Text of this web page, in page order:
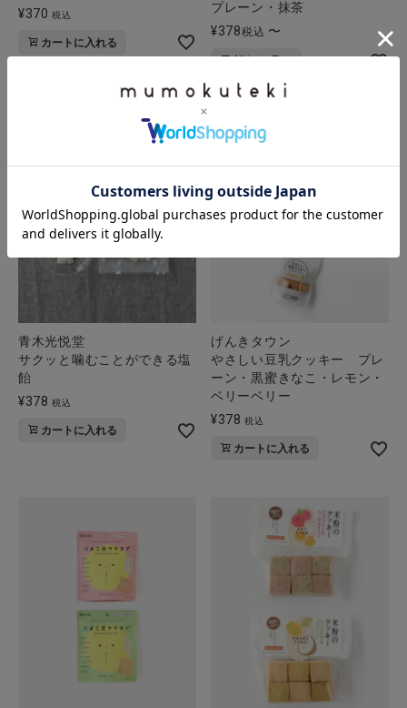
¥370 税込
カートに入れる
プレーン・抹茶
¥378税込 〜
青木光悦堂
サクッと噛むことができる塩
飴
¥378 税込
カートに入れる
げんきタウン
やさしい豆乳クッキー プレ
ーン・黒蜜きなこ・レモン・
ベリーベリー
¥378 税込
カートに入れる